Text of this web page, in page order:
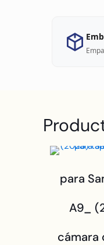
para
A9_
cámara